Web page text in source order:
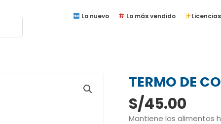
Lo nuevo Lo más vendido Licencias
TERMO DE
S/45.00
Mantiene los alimentos